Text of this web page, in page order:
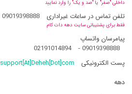
داخلی "صفر" یا "صد و یک" را وارد نمایید
تلفن تماس در ساعات غیراداری 09019398888
فقط برای پشتیبانی سایت دهه دات کام
پیامرسان واتساپ
09019398888
-
02191014894
پست الکترونیکی
support[At]Deheh[Dot]com
دهه